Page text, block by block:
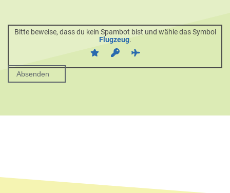
Bitte beweise, dass du kein Spambot bist und wähle das Symbol
Flugzeug.